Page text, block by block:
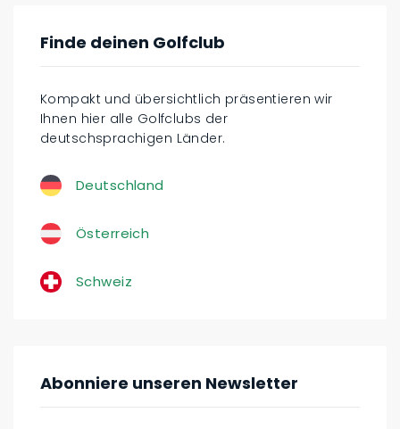
Finde deinen Golfclub
Kompakt und übersichtlich präsentieren wir
Ihnen hier alle Golfclubs der
deutschsprachigen Länder.
Deutschland
Österreich
Schweiz
Abonniere unseren Newsletter